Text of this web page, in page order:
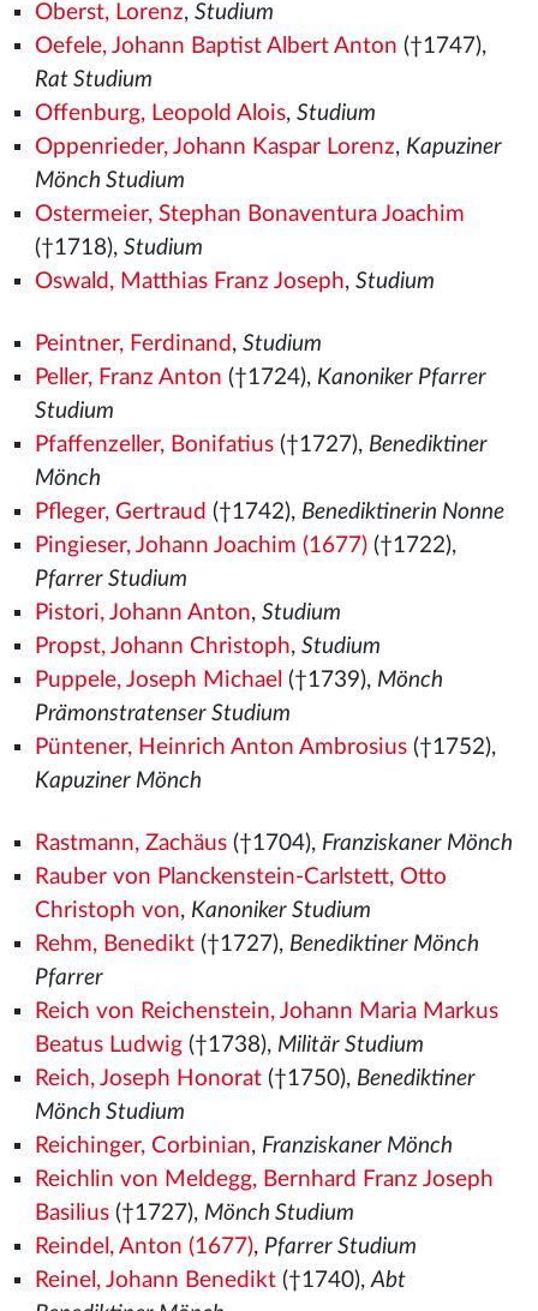
Oberst, Lorenz, Studium
Oefele, Johann Baptist Albert Anton (†1747),
Rat Studium
Offenburg, Leopold Alois, Studium
Oppenrieder, Johann Kaspar Lorenz, Kapuziner
Mönch Studium
Ostermeier, Stephan Bonaventura Joachim
(†1718), Studium
Oswald, Matthias Franz Joseph, Studium
Peintner, Ferdinand , Studium
Peller, Franz Anton (†1724), Kanoniker Pfarrer
Studium
Pfaffenzeller, Bonifatius(†1727), Benediktiner
Mönch
Pfleger, Gertraud (†1742), Benediktinerin Nonne
Pingieser, Johann Joachim (1677)(†1722),
Pfarrer Studium
Pistori, Johann Anton, Studium
Propst, Johann Christoph, Studium
Puppele, Joseph Michael (†1739), Mönch
Prämonstratenser Studium
Püntener, Heinrich Anton Ambrosius(†1752),
Kapuziner Mönch
Rastmann, Zachäus(†1704), Franziskaner Mönch
Rauber von Planckenstein-Carlstett, Otto
Christoph von, Kanoniker Studium
Rehm, Benedikt(†1727), Benediktiner Mönch
Pfarrer
Reich von Reichenstein, Johann Maria Markus
Beatus Ludwig(†1738), Militär Studium
Reich, Joseph Honorat(†1750), Benediktiner
Mönch Studium
Reichinger, Corbinian, Franziskaner Mönch
Reichlin von Meldegg, Bernhard Franz Joseph
Basilius(†1727), Mönch Studium
Reindel, Anton (1677), Pfarrer Studium
Reinel, Johann Benedikt(†1740),Abt